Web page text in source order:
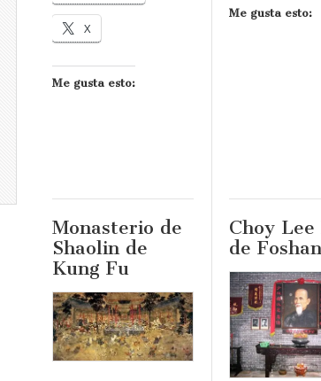
X
Me gusta esto:
Me gusta esto:
Monasterio de
Shaolin de
Kung Fu
Choy Lee
de Foshan